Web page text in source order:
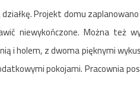
Projekt domu
niewykończone. Można też
i holem, z dwoma pięknymi
pokojami. Pracownia